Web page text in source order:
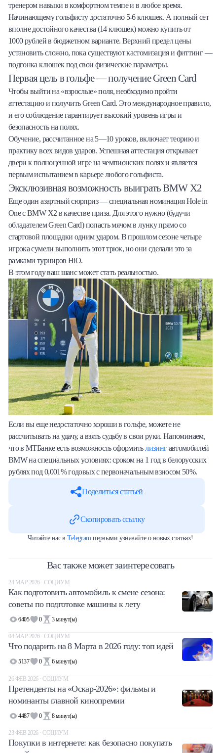
тренером навыки в комфортном темпе и в любое время.
Начинающему гольфисту достаточно 5-6 клюшек. А полный сет
вполне достойного качества (14 клюшек) можно купить от
1000 рублей в бюджетном варианте. Верхний предел цены
установить сложно, пока существуют кастомизация и фиттинг —
подгонка клюшек под свои физические параметры.
Первая цель в гольфе — получение Green Card
Чтобы выйти на «взрослые» поля, необходимо пройти
аттестацию и получить Green Card. Это международное правило,
и его соблюдение гарантирует высокий уровень игры и
безопасность на полях.
Обучение, рассчитанное на 5—10 уроков, включает теорию и
практику всех видов ударов. Успешная аттестация открывает
двери к полноценной игре на чемпионских полях и является
первым испытанием в карьере любого гольфиста.
Эксклюзивная возможность выиграть BMW X2
Еще один азартный сюрприз — специальная номинация Hole in
One с BMW X2 в качестве приза. Для этого нужно (будучи
обладателем Green Card) попасть мячом в лунку прямо со
стартовой площадки одним ударом. В прошлом сезоне четыре
игрока сумели выполнить этот трюк, но они сделали это за
рамками турниров HiO.
В этом году ваш шанс может стать реальностью.
Если вы еще недостаточно хороши в гольфе, можете не
рассчитывать на удачу, а взять судьбу в свои руки. Напоминаем,
что в МТБанке есть возможность оформитьлизингавтомобилей
BMW на специальных условиях: сроком на 1 год в белорусских
рублях под 0,001% годовых с первоначальным взносом 50%.
Поделиться статьей
Скопировать ссылку
Читайте нас вTelegram первыми узнавайте о новых статьях!
Вас также может заинтересовать
24 МАР 2026 · СОЦИУМ
Как подготовить автомобиль к смене сезона:
советы по подготовке машины к лету
6405 0 3 минут(ы)
04 МАР 2026 · СОЦИУМ
Что подарить на 8 Марта в 2026 году: топ идей
5137 0 6 минут(ы)
26 ФЕВ 2026 · СОЦИУМ
Претенденты на «Оскар-2026»: фильмы и
номинанты главной кинопремии
4487 0 8 минут(ы)
23 ФЕВ 2026 · СОЦИУМ
Покупки в интернете: как безопасно покупать